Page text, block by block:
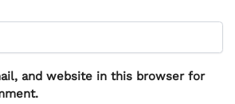
and website in this browser for